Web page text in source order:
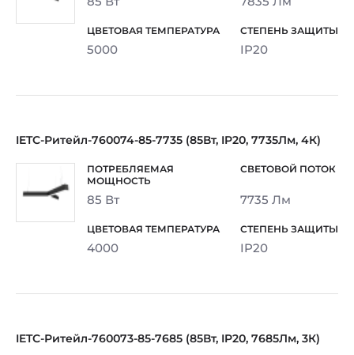
5000 IP20
IETC-Ритейл-760074-85-7735 (85Вт, IP20, 7735Лм, 4К)
85 Вт 7735 Лм
4000 IP20
IETC-Ритейл-760073-85-7685 (85Вт, IP20, 7685Лм, 3К)